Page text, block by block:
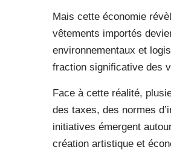
Mais cette économie
vêtements importés
environnementaux et
fraction significative des
Face à cette réalité,
des taxes, des normes
initiatives émergent
création artistique et